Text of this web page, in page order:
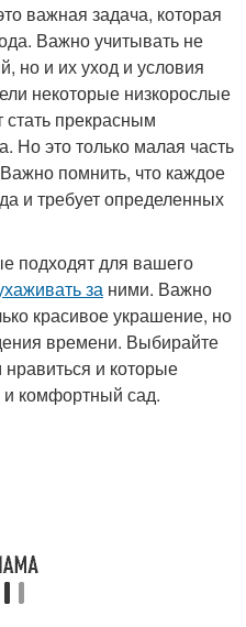
важная задача, которая
Важно учитывать не
но и их уход и условия
некоторые низкорослые
стать прекрасным
Но это только малая часть
помнить, что каждое
и требует определенных
подходят для вашего
за ними. Важно
красивое украшение, но
времени. Выбирайте
и которые
и комфортный сад.